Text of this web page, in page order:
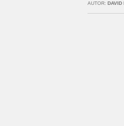
AUTOR: DAVID